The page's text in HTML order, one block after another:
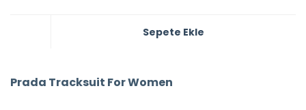
Sepete Ekle
Prada Tracksuit For Women